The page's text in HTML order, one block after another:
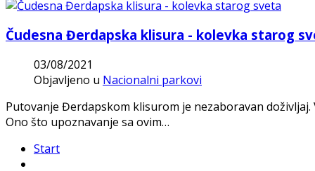
Čudesna Đerdapska klisura - kolevka starog
03/08/2021
Objavljeno u Nacionalni parkovi
Putovanje Đerdapskom klisurom je nezaboravan
Ono što upoznavanje sa ovim…
Start